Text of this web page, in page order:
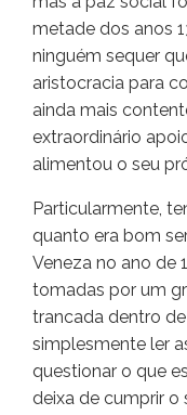
metade dos anos
ninguém sequer
aristocracia para
ainda mais
extraordinário
alimentou o seu
Particularmente,
quanto era bom
Veneza no ano de
tomadas por um
trancada dentro
simplesmente ler
questionar o que
deixa de cumprir o